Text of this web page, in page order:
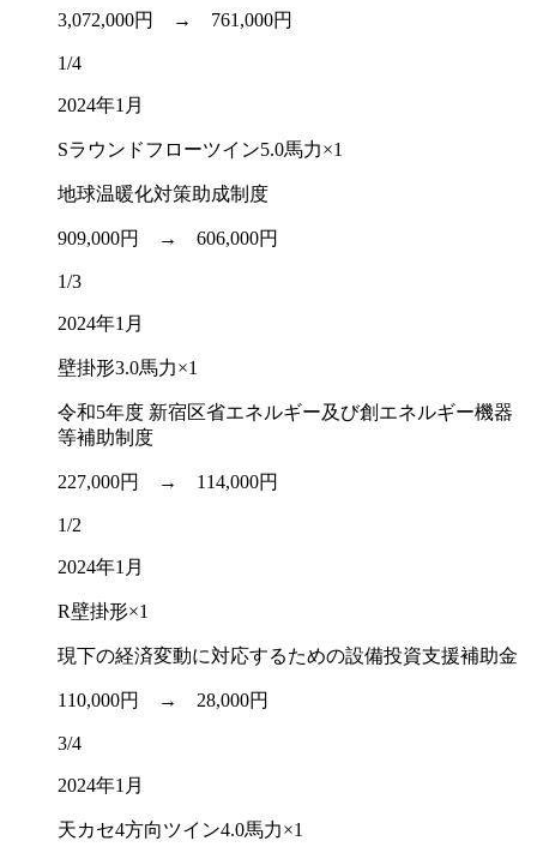
3,072,000円 → 761,000円
1/4
2024年1月
Sラウンドフローツイン5.0馬力×1
地球温暖化対策助成制度
909,000円 → 606,000円
1/3
2024年1月
壁掛形3.0馬力×1
令和5年度 新宿区省エネルギー及び創エネルギー機器
等補助制度
227,000円 → 114,000円
1/2
2024年1月
R壁掛形×1
現下の経済変動に対応するための設備投資支援補助金
110,000円 → 28,000円
3/4
2024年1月
天カセ4方向ツイン4.0馬力×1